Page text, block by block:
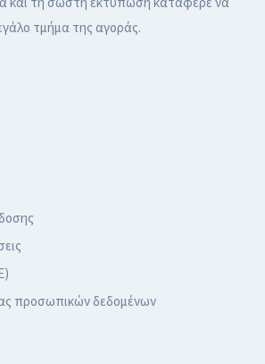
τμήμα της αγοράς.
προσωπικών δεδομένων